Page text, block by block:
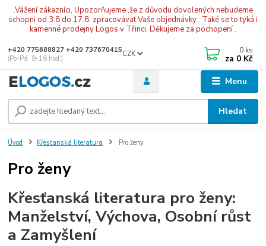
.Vážení zákazníci, Upozorňujeme ,že z důvodu dovolených nebudeme
schopni od 3.8 do 17.8. zpracovávat Vaše objednávky . Také se to tyká i
kamenné prodejny Logos v Třinci. Děkujeme za pochopení .
Menu
CZK
Hledat
+420 775688827 +420 737670415
(Po-Pá, 9-16 hod.)
0 ks
za 0 Kč
Úvod Křesťanská literatura Pro ženy
Pro ženy
Křesťanská literatura pro ženy:
Manželství, Výchova, Osobní růst
a Zamyšlení